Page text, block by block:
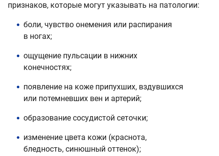
признаков, которые могут указывать на патологии:
боли, чувство онемения или распирания
в ногах;
ощущение пульсации в нижних
конечностях;
появление на коже припухших, вздувшихся
или потемневших вен и артерий;
образование сосудистой сеточки;
изменение цвета кожи (краснота,
бледность, синюшный оттенок);